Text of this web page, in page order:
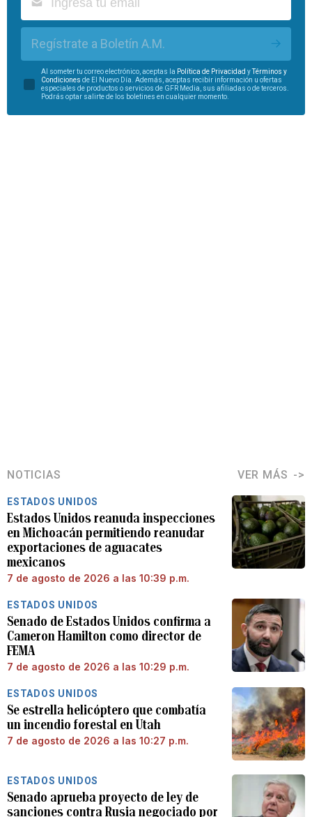
Regístrate a Boletín A.M.
Al someter tu correo electrónico, aceptas la Política de Privacidad yTérminos y
Condiciones de El Nuevo Día. Además, aceptas recibir información u ofertas
especiales de productos o servicios de GFR Media, sus afiliadas o de terceros.
Podrás optar salirte de los boletines en cualquier momento.
NOTICIAS VER MÁS
ESTADOS UNIDOS
Estados Unidos reanuda inspecciones
en Michoacán permitiendo reanudar
exportaciones de aguacates
mexicanos
7 de agosto de 2026 a las 10:39 p.m.
ESTADOS UNIDOS
Senado de Estados Unidos confirma a
Cameron Hamilton como director de
FEMA
7 de agosto de 2026 a las 10:29 p.m.
ESTADOS UNIDOS
Se estrella helicóptero que combatía
un incendio forestal en Utah
7 de agosto de 2026 a las 10:27 p.m.
ESTADOS UNIDOS
Senado aprueba proyecto de ley de
sanciones contra Rusia negociado por